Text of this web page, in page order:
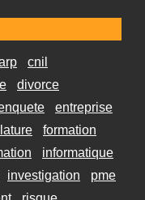
cnil
divorce
entreprise
formation
informatique
investigation
pme